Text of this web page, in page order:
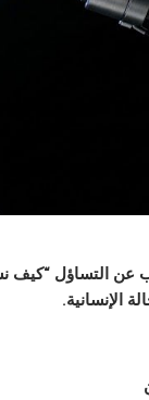
عن التساؤل “كيف
الإنسانية.